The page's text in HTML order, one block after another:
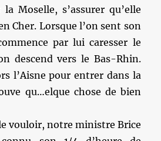
Moselle, s’assurer qu’elle
Cher. Lorsque l’on sent son
par lui caresser le
descend vers le Bas-Rhin.
l’Aisne pour entrer dans la
qu…elque chose de bien
vouloir, notre ministre Brice